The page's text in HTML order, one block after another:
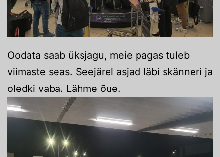
Oodata saab üksjagu, meie pagas tuleb
viimaste seas. Seejärel asjad läbi skänneri ja
oledki vaba. Lähme õue.